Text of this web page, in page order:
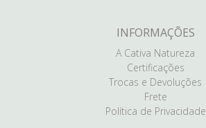
INFORMAÇÕES
A Cativa Natureza
Certificações
Trocas e Devoluções
Frete
Política de Privacidade